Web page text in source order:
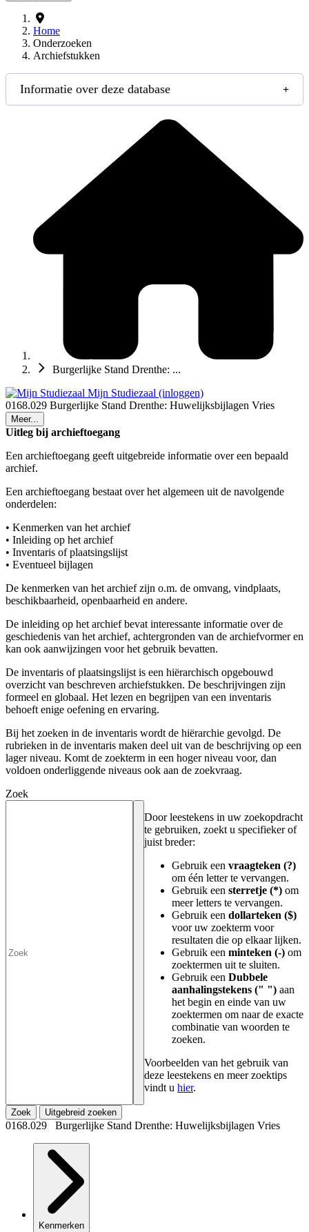
Home
Onderzoeken
Archiefstukken
Informatie over deze database
Burgerlijke Stand Drenthe: ...
Mijn Studiezaal (inloggen)
0168.029 Burgerlijke Stand Drenthe: Huwelijksbijlagen Vries
Meer...
Uitleg bij archieftoegang
Een archieftoegang geeft uitgebreide informatie over een bepaald
archief.
Een archieftoegang bestaat over het algemeen uit de navolgende
onderdelen:
• Kenmerken van het archief
• Inleiding op het archief
• Inventaris of plaatsingslijst
• Eventueel bijlagen
De kenmerken van het archief zijn o.m. de omvang, vindplaats,
beschikbaarheid, openbaarheid en andere.
De inleiding op het archief bevat interessante informatie over de
geschiedenis van het archief, achtergronden van de archiefvormer en
kan ook aanwijzingen voor het gebruik bevatten.
De inventaris of plaatsingslijst is een hiërarchisch opgebouwd
overzicht van beschreven archiefstukken. De beschrijvingen zijn
formeel en globaal. Het lezen en begrijpen van een inventaris
behoeft enige oefening en ervaring.
Bij het zoeken in de inventaris wordt de hiërarchie gevolgd. De
rubrieken in de inventaris maken deel uit van de beschrijving op een
lager niveau. Komt de zoekterm in een hoger niveau voor, dan
voldoen onderliggende niveaus ook aan de zoekvraag.
Zoek
Door leestekens in uw zoekopdracht
te gebruiken, zoekt u specifieker of
juist breder:
Gebruik een vraagteken (?)
om één letter te vervangen.
Gebruik een sterretje (*) om
meer letters te vervangen.
Gebruik een dollarteken ($)
voor uw zoekterm voor
resultaten die op elkaar lijken.
Gebruik een minteken (-) om
zoektermen uit te sluiten.
Gebruik een Dubbele
aanhalingstekens (" ") aan
het begin en einde van uw
zoektermen om naar de exacte
combinatie van woorden te
zoeken.
Voorbeelden van het gebruik van
deze leestekens en meer zoektips
vindt u hier.
Zoek Uitgebreid zoeken
0168.029 Burgerlijke Stand Drenthe: Huwelijksbijlagen Vries
Kenmerken